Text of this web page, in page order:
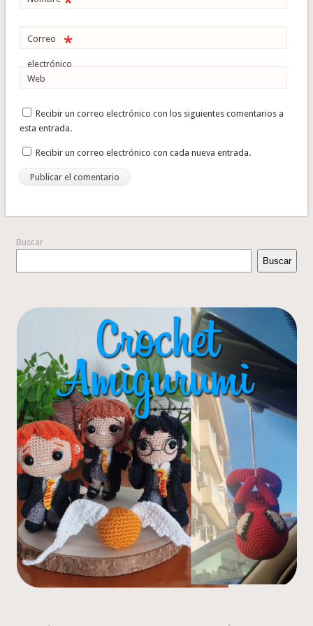
Correo
electrónico
*
Web
Recibir un correo electrónico con los siguientes comentarios a
esta entrada.
Recibir un correo electrónico con cada nueva entrada.
Buscar
Buscar